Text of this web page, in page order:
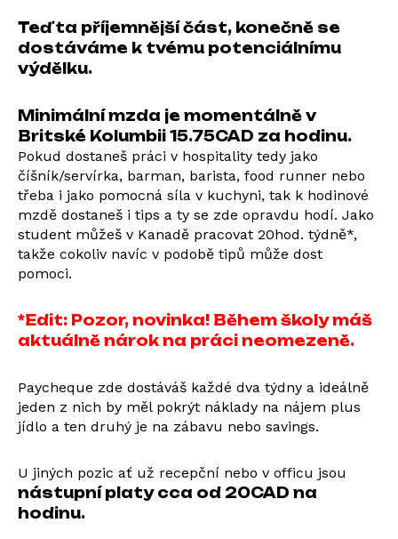
Teď ta příjemnější část, konečně se
dostáváme k tvému potenciálnímu
výdělku.
Minimální mzda je momentálně v
Britské Kolumbii 15.75CAD za hodinu.
Pokud dostaneš práci v hospitality tedy jako
číšník/servírka, barman, barista, food runner nebo
třeba i jako pomocná síla v kuchyni, tak k hodinové
mzdě dostaneš i tips a ty se zde opravdu hodí. Jako
student můžeš v Kanadě pracovat 20hod. týdně*,
takže cokoliv navíc v podobě tipů může dost
pomoci.
*Edit: Pozor, novinka! Během školy máš
aktuálně nárok na práci neomezeně.
Paycheque zde dostáváš každé dva týdny a ideálně
jeden z nich by měl pokrýt náklady na nájem plus
jídlo a ten druhý je na zábavu nebo savings.
U jiných pozic ať už recepční nebo v officu jsou
nástupní platy cca od 20CAD na
hodinu.